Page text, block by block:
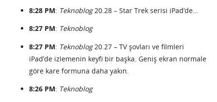
8:28 PM: Teknoblog20.28 – Star Trek serisi iPad’de…
8:27 PM: Teknoblog
8:27 PM: Teknoblog20.27 – TV şovları ve filmleri
iPad’de izlemenin keyfi bir başka. Geniş ekran normale
göre kare formuna daha yakın.
8:26 PM: Teknoblog